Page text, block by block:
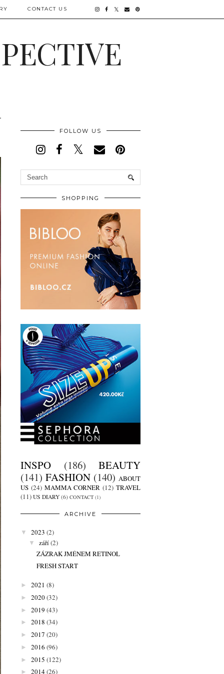
CONTACT US
FOLLOW US
SHOPPING
INSPO (186)
BEAUTY
(141) FASHION (140) ABOUT
US (24) MAMMA CORNER (12) TRAVEL
(11) US DIARY (6) CONTACT (1)
ARCHIVE
▼ 2023 (2)
▼ září(2)
ZÁZRAK JMÉNEM RETINOL
FRESH START
► 2021 (8)
► 2020(32)
► 2019 (43)
► 2018 (34)
► 2017 (20)
► 2016 (96)
► 2015 (122)
► 2014(26)